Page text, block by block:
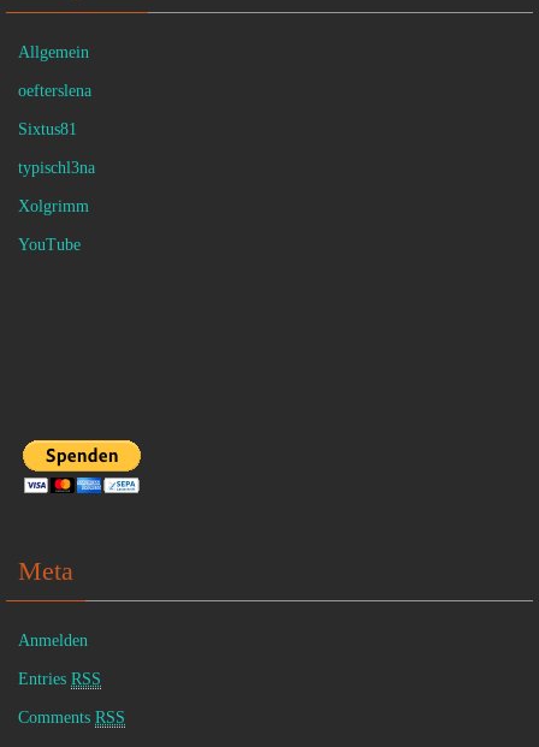
Allgemein
oefterslena
Sixtus81
typischl3na
Xolgrimm
YouTube
Meta
Anmelden
Entries RSS
Comments RSS